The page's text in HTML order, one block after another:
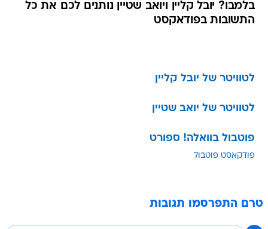
בלמבו? יובל קליין ויואב שטיין נותנים לכם את כל
התשובות בפודאקסט
לטוויטר של יובל קליין
לטוויטר של יואב שטיין
פוטבול בוואלה! ספורט
פודקאסט פוטבול
טרם התפרסמו תגובות